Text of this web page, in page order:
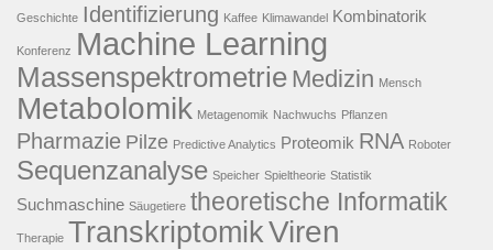
Geschichte Identifizierung Kaffee Klimawandel Kombinatorik
Konferenz Machine Learning
Massenspektrometrie Medizin Mensch
Metabolomik Metagenomik Nachwuchs Pflanzen
Pharmazie Pilze Predictive Analytics Proteomik RNA Roboter
Sequenzanalyse Speicher Spieltheorie Statistik
Suchmaschine Säugetiere theoretische Informatik
Therapie TranskriptomikViren